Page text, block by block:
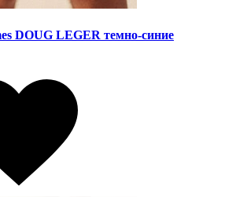
DOUG LEGER темно-синие